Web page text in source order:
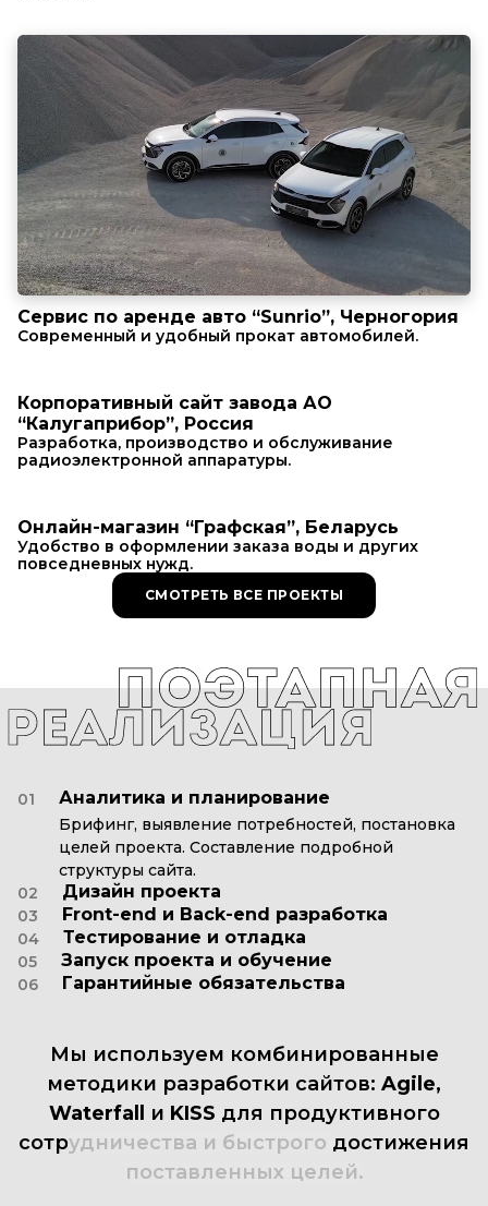
Cервис по аренде авто “Sunrio”, Черногория
Современный и удобный прокат автомобилей.
Корпоративный сайт завода АО
“Калугаприбор”, Россия
Разработка, производство и обслуживание
радиоэлектронной аппаратуры.
Онлайн-магазин “Графская”, Беларусь
Удобство в оформлении заказа воды и других
повседневных нужд.
СМОТРЕТЬ ВСЕ ПРОЕКТЫ
01 Аналитика и планирование
Брифинг, выявление потребностей, постановка
целей проекта. Составление подробной
структуры сайта.
02
Дизайн проекта
03 Front-end и Back-end разработка
04 Тестирование и отладка
05 Запуск проекта и обучение
06 Гарантийные обязательства
Мы используем комбинированные
методики разработки сайтов: Agile,
Waterfall и KISS для продуктивного
сотрудничества и быстрого достижения
поставленных целей.